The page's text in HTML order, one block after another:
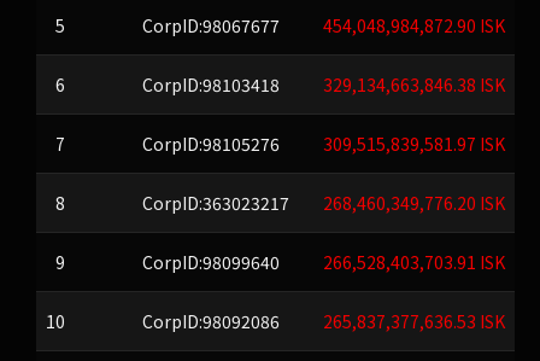
5 CorpID:98067677 454,048,984,872.90 ISK
6 CorpID:98103418 329,134,663,846.38 ISK
7 CorpID:98105276 309,515,839,581.97 ISK
8 CorpID:363023217 268,460,349,776.20 ISK
9 CorpID:98099640 266,528,403,703.91 ISK
10 CorpID:98092086 265,837,377,636.53 ISK